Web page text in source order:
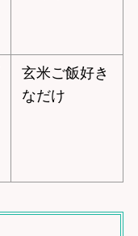
玄米ご飯好き
なだけ